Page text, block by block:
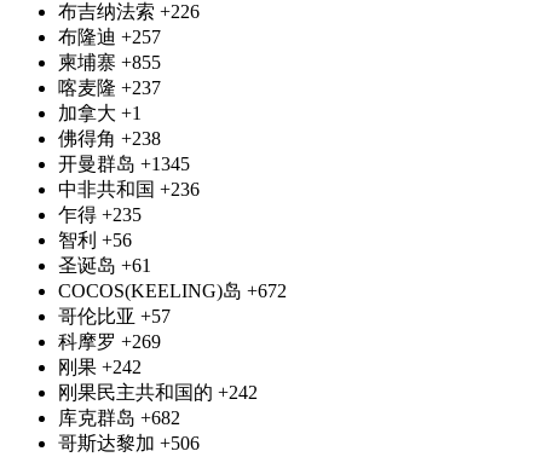
布吉纳法索 +226
布隆迪 +257
柬埔寨 +855
喀麦隆 +237
加拿大 +1
佛得角 +238
开曼群岛 +1345
中非共和国 +236
乍得 +235
智利 +56
圣诞岛 +61
COCOS(KEELING)岛 +672
哥伦比亚 +57
科摩罗 +269
刚果 +242
刚果民主共和国的 +242
库克群岛 +682
哥斯达黎加 +506